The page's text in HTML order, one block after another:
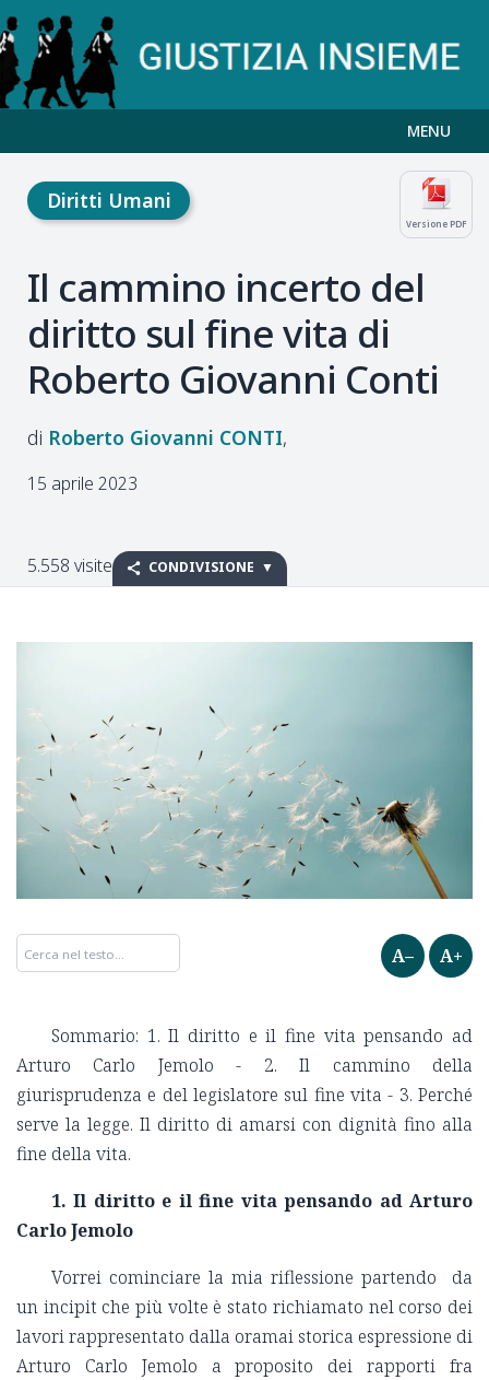
MENU
Versione PDF
Diritti Umani
Il cammino incerto del
diritto sul fine vita di
Roberto Giovanni Conti
Roberto Giovanni CONTI
15 aprile 2023
5.558 visite CONDIVISIONE
A– A+
Sommario: 1. Il diritto e il fine vita pensando ad
Arturo Carlo Jemolo - 2. Il cammino della
giurisprudenza e del legislatore sul fine vita - 3. Perché
serve la legge. Il diritto di amarsi con dignità fino alla
fine della vita.
1. Il diritto e il fine vita pensando ad Arturo
Carlo Jemolo
Vorrei cominciare la mia riflessione partendo da
un incipit che più volte è stato richiamato nel corso dei
lavori rappresentato dalla oramai storica espressione di
Arturo Carlo Jemolo a proposito dei rapporti fra